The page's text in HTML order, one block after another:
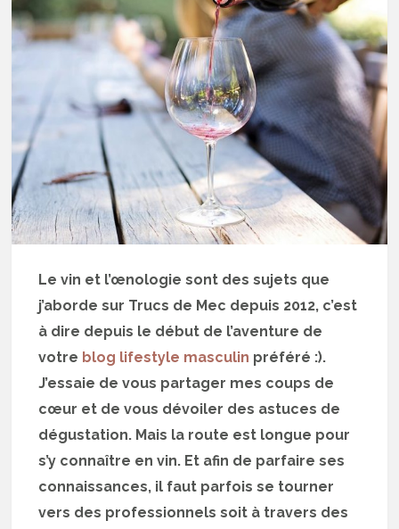
Le vin et l’œnologie sont des sujets que
j’aborde sur Trucs de Mec depuis 2012, c’est
à dire depuis le début de l’aventure de
votre blog lifestyle masculin préféré :).
J’essaie de vous partager mes coups de
cœur et de vous dévoiler des astuces de
dégustation. Mais la route est longue pour
s’y connaître en vin. Et afin de parfaire ses
connaissances, il faut parfois se tourner
vers des professionnels soit à travers des